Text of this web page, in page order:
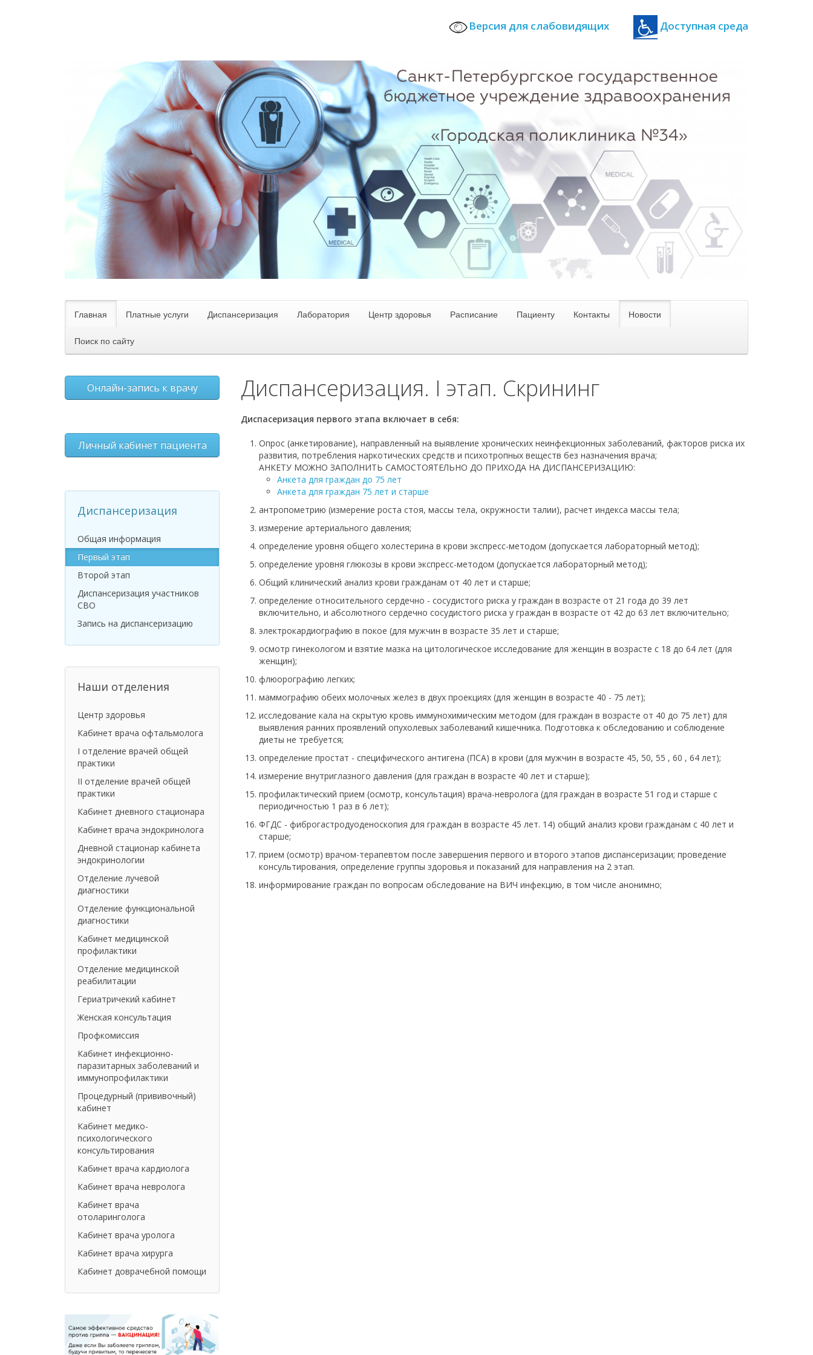
Версия для слабовидящих Доступная среда
Главная Платные услуги Диспансеризация Лаборатория Центр здоровья Расписание Пациенту Контакты Новости
Поиск по сайту
Диспансеризация. I этап. Скрининг
Диспасеризация первого этапа включает в себя:
Опрос (анкетирование), направленный на выявление хронических неинфекционных заболеваний, факторов риска их
развития, потребления наркотических средств и психотропных веществ без назначения врача;
АНКЕТУ МОЖНО ЗАПОЛНИТЬ САМОСТОЯТЕЛЬНО ДО ПРИХОДА НА ДИСПАНСЕРИЗАЦИЮ:
Анкета для граждан до 75 лет
Анкета для граждан 75 лет и старше
антропометрию (измерение роста стоя, массы тела, окружности талии), расчет индекса массы тела;
измерение артериального давления;
определение уровня общего холестерина в крови экспресс-методом (допускается лабораторный метод);
определение уровня глюкозы в крови экспресс-методом (допускается лабораторный метод);
Общий клинический анализ крови гражданам от 40 лет и старше;
определение относительного сердечно - сосудистого риска у граждан в возрасте от 21 года до 39 лет
включительно, и абсолютного сердечно сосудистого риска у граждан в возрасте от 42 до 63 лет включительно;
электрокардиографию в покое (для мужчин в возрасте 35 лет и старше;
осмотр гинекологом и взятие мазка на цитологическое исследование для женщин в возрасте с 18 до 64 лет (для
женщин);
флюорографию легких;
маммографию обеих молочных желез в двух проекциях (для женщин в возрасте 40 - 75 лет);
исследование кала на скрытую кровь иммунохимическим методом (для граждан в возрасте от 40 до 75 лет) для
выявления ранних проявлений опухолевых заболеваний кишечника. Подготовка к обследованию и соблюдение
диеты не требуется;
определение простат - специфического антигена (ПСА) в крови (для мужчин в возрасте 45, 50, 55 , 60 , 64 лет);
измерение внутриглазного давления (для граждан в возрасте 40 лет и старше);
профилактический прием (осмотр, консультация) врача-невролога (для граждан в возрасте 51 год и старше с
периодичностью 1 раз в 6 лет);
ФГДС - фиброгастродуоденоскопия для граждан в возрасте 45 лет. 14) общий анализ крови гражданам с 40 лет и
старше;
прием (осмотр) врачом-терапевтом после завершения первого и второго этапов диспансеризации; проведение
консультирования, определение группы здоровья и показаний для направления на 2 этап.
информирование граждан по вопросам обследование на ВИЧ инфекцию, в том числе анонимно;
Онлайн-запись к врачу
Личный кабинет пациента
Диспансеризация
Общая информация
Первый этап
Второй этап
Диспансеризация участников
СВО
Запись на диспансеризацию
Наши отделения
Центр здоровья
Кабинет врача офтальмолога
I отделение врачей общей
практики
II отделение врачей общей
практики
Кабинет дневного стационара
Кабинет врача эндокринолога
Дневной стационар кабинета
эндокринологии
Отделение лучевой
диагностики
Отделение функциональной
диагностики
Кабинет медицинской
профилактики
Отделение медицинской
реабилитации
Гериатричекий кабинет
Женская консультация
Профкомиссия
Кабинет инфекционно-
паразитарных заболеваний и
иммунопрофилактики
Процедурный (прививочный)
кабинет
Кабинет медико-
психологического
консультирования
Кабинет врача кардиолога
Кабинет врача невролога
Кабинет врача
отоларинголога
Кабинет врача уролога
Кабинет врача хирурга
Кабинет доврачебной помощи